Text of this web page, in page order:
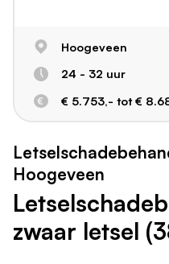
Hoogeveen
24 - 32 uur
€ 5.753,- tot €
Hoogeveen
zwaar letsel